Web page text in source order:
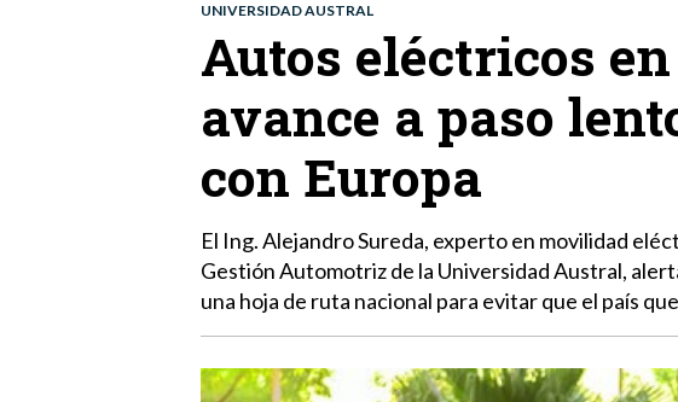
UNIVERSIDAD AUSTRAL
Autos eléctricos
avance a paso
con Europa
El Ing. Alejandro Sureda, experto en movilidad
Gestión Automotriz de la Universidad Austral,
una hoja de ruta nacional para evitar que el país